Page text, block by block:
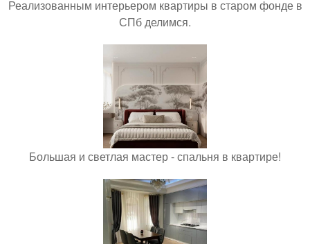
Реализованным интерьером квартиры в старом фонде в
СПб делимся.
Большая и светлая мастер - спальня в квартире!